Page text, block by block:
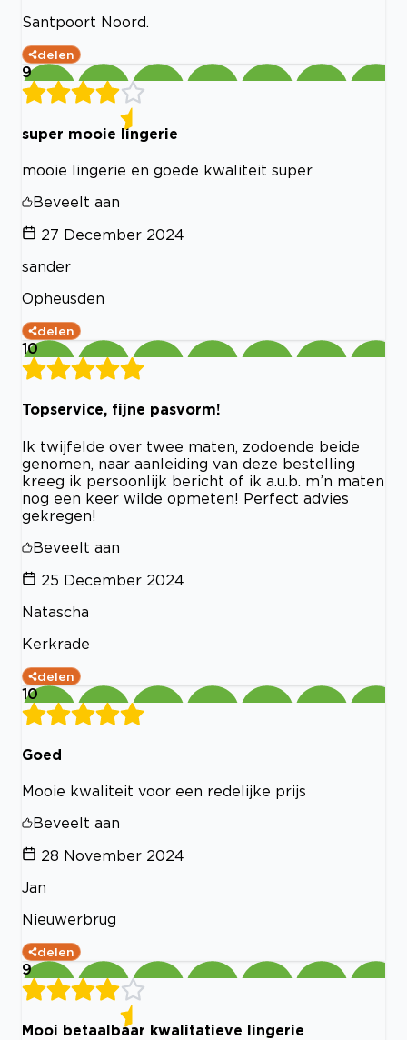
Santpoort Noord.
delen
9
super mooie lingerie
mooie lingerie en goede kwaliteit super
Beveelt aan
27 December 2024
sander
Opheusden
delen
10
Topservice, fijne pasvorm!
Ik twijfelde over twee maten, zodoende beide
genomen, naar aanleiding van deze bestelling
kreeg ik persoonlijk bericht of ik a.u.b. m’n maten
nog een keer wilde opmeten! Perfect advies
gekregen!
Beveelt aan
25 December 2024
Natascha
Kerkrade
delen
10
Goed
Mooie kwaliteit voor een redelijke prijs
Beveelt aan
28 November 2024
Jan
Nieuwerbrug
delen
9
Mooi betaalbaar kwalitatieve lingerie